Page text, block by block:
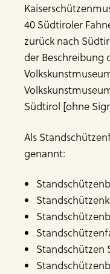
40 Südtiroler
zurück nach
der Beschreibung
Südtirol [ohne
Als
genannt:
Standschützen